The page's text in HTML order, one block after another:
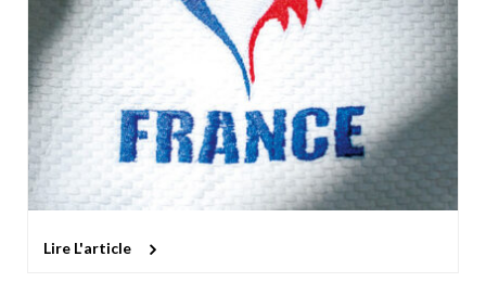
Lire L'article